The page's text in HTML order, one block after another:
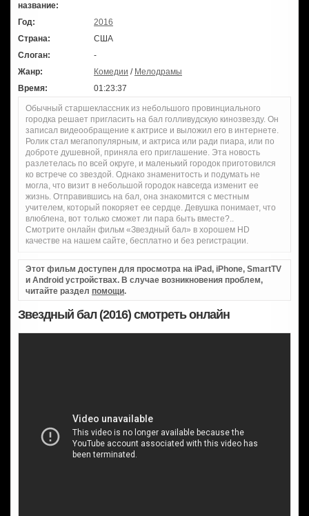
название:
Год:
2016
Страна:
США
Слоган:
-
Жанр:
Комедии / Мелодрамы
Время:
01:23:37
Обычный старшеклассник из небольшого провинциального
городка решает пригласить на бал голливудскую кинозвезду. Он
записал видеообращение к актрисе и выложил его в интернете.
Ролик стал мегапопулярным, и актриса или ради пиара, или по
доброте душевной, приняла его приглашение. Эта новость
разлетелась по всей округе, и маленький городок приготовился
ко встрече со звездой. Однако знаменитость и подумать не
могла, что визит в небольшой городок навсегда изменит ее
жизнь. Отправившись на бал, она знакомится с местным
учителем, который покоряет ее сердце. Девушка понимает, что
влюблена, вот только сможет ли пара быть вместе?..
Смотрите онлайн фильм «Звездный бал» в хорошем HD
качестве на нашем сайте, бесплатно и без регистрации.
Этот фильм доступен для просмотра на iPad, iPhone, SmartTV
и Android устройствах. В случае возникновения проблем,
читайте раздел помощи.
Звездный бал (2016) смотреть онлайн